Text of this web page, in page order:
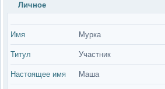
Личное
Имя Мурка
Титул Участник
Настоящее имя Маша